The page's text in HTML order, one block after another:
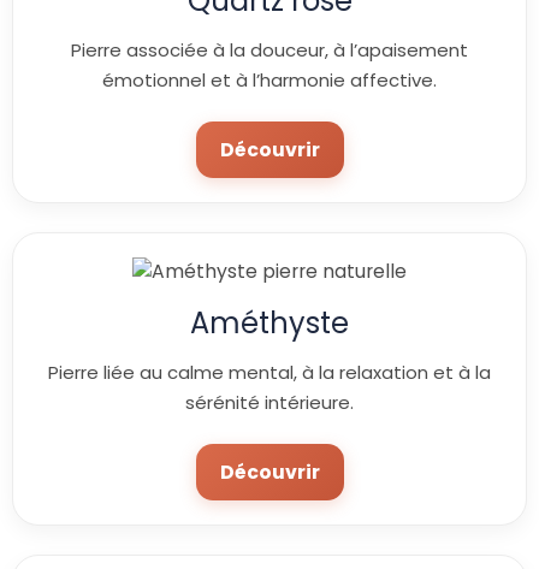
Pierre associée à la douceur, à l’apaisement
émotionnel et à l’harmonie affective.
Découvrir
Améthyste
Pierre liée au calme mental, à la relaxation et à la
sérénité intérieure.
Découvrir